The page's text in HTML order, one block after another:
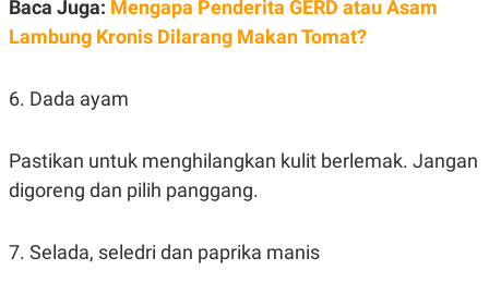
Baca Juga: Mengapa Penderita GERD atau Asam
Lambung Kronis Dilarang Makan Tomat?
6. Dada ayam
Pastikan untuk menghilangkan kulit berlemak. Jangan
digoreng dan pilih panggang.
7. Selada, seledri dan paprika manis